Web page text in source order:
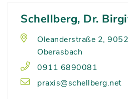
Schellberg, Dr.
Oleanderstraße 2,
Oberasbach
0911 6890081
praxis@schellberg.net